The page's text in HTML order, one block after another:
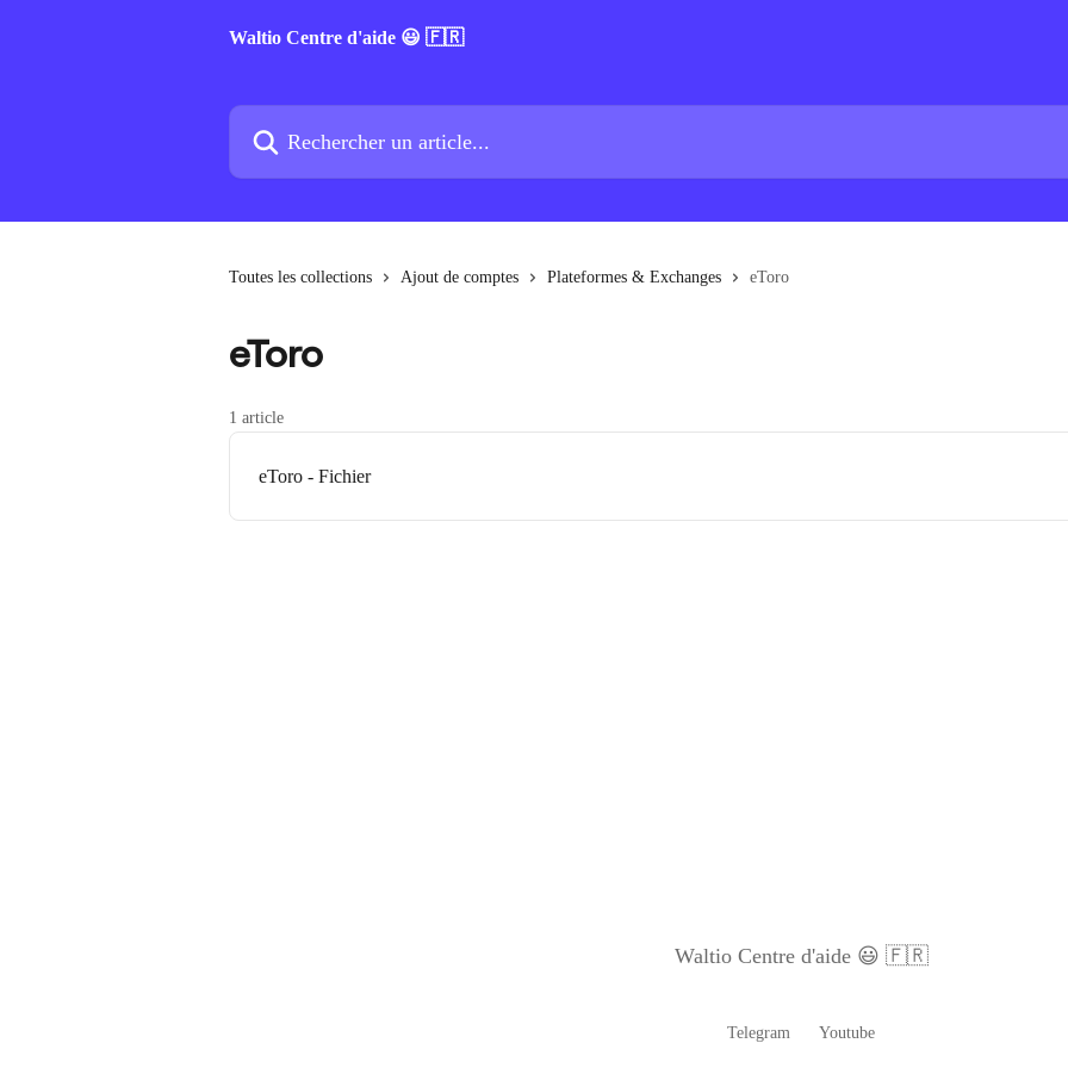
Waltio Centre d'aide 😃 🇫🇷
Rechercher un article...
Toutes les collections Ajout de comptes Plateformes & Exchanges eToro
eToro
1 article
eToro - Fichier
Waltio Centre d'aide 😃 🇫🇷
Telegram Youtube